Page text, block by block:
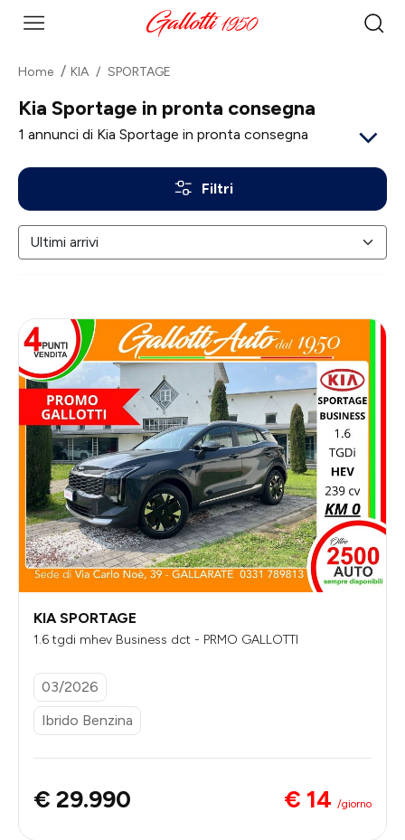
Home KIA SPORTAGE
Kia Sportage in pronta consegna
1 annunci di Kia Sportage in pronta consegna
Filtri
KIA SPORTAGE
1.6 tgdi mhev Business dct - PRMO GALLOTTI
03/2026
Ibrido Benzina
€ 29.990 € 14 /giorno